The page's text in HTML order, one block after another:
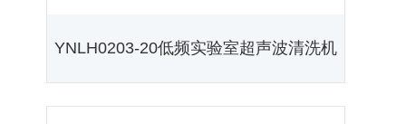
YNLH0203-20低频实验室超声波清洗机